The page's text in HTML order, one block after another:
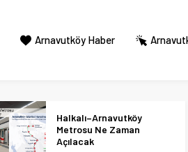
Arnavutköy Haber
Halkalı–Arnavutköy
Metrosu Ne Zaman
Açılacak